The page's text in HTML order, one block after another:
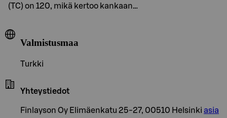
(TC) on 120, mikä kertoo kankaan…
Valmistusmaa
Turkki
Yhteystiedot
Finlayson Oy Elimäenkatu 25-27, 00510 Helsinki asia